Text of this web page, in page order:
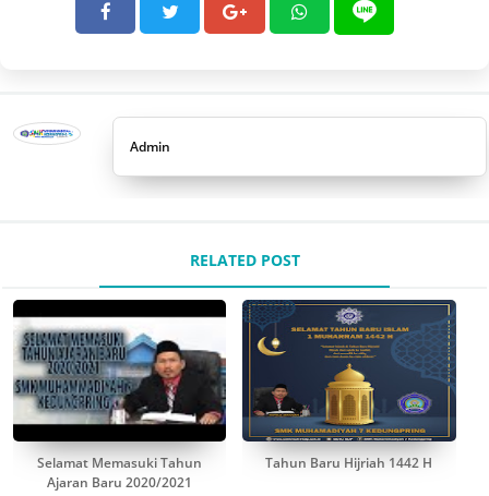
Admin
RELATED POST
Selamat Memasuki Tahun
Ajaran Baru 2020/2021
Tahun Baru Hijriah 1442 H